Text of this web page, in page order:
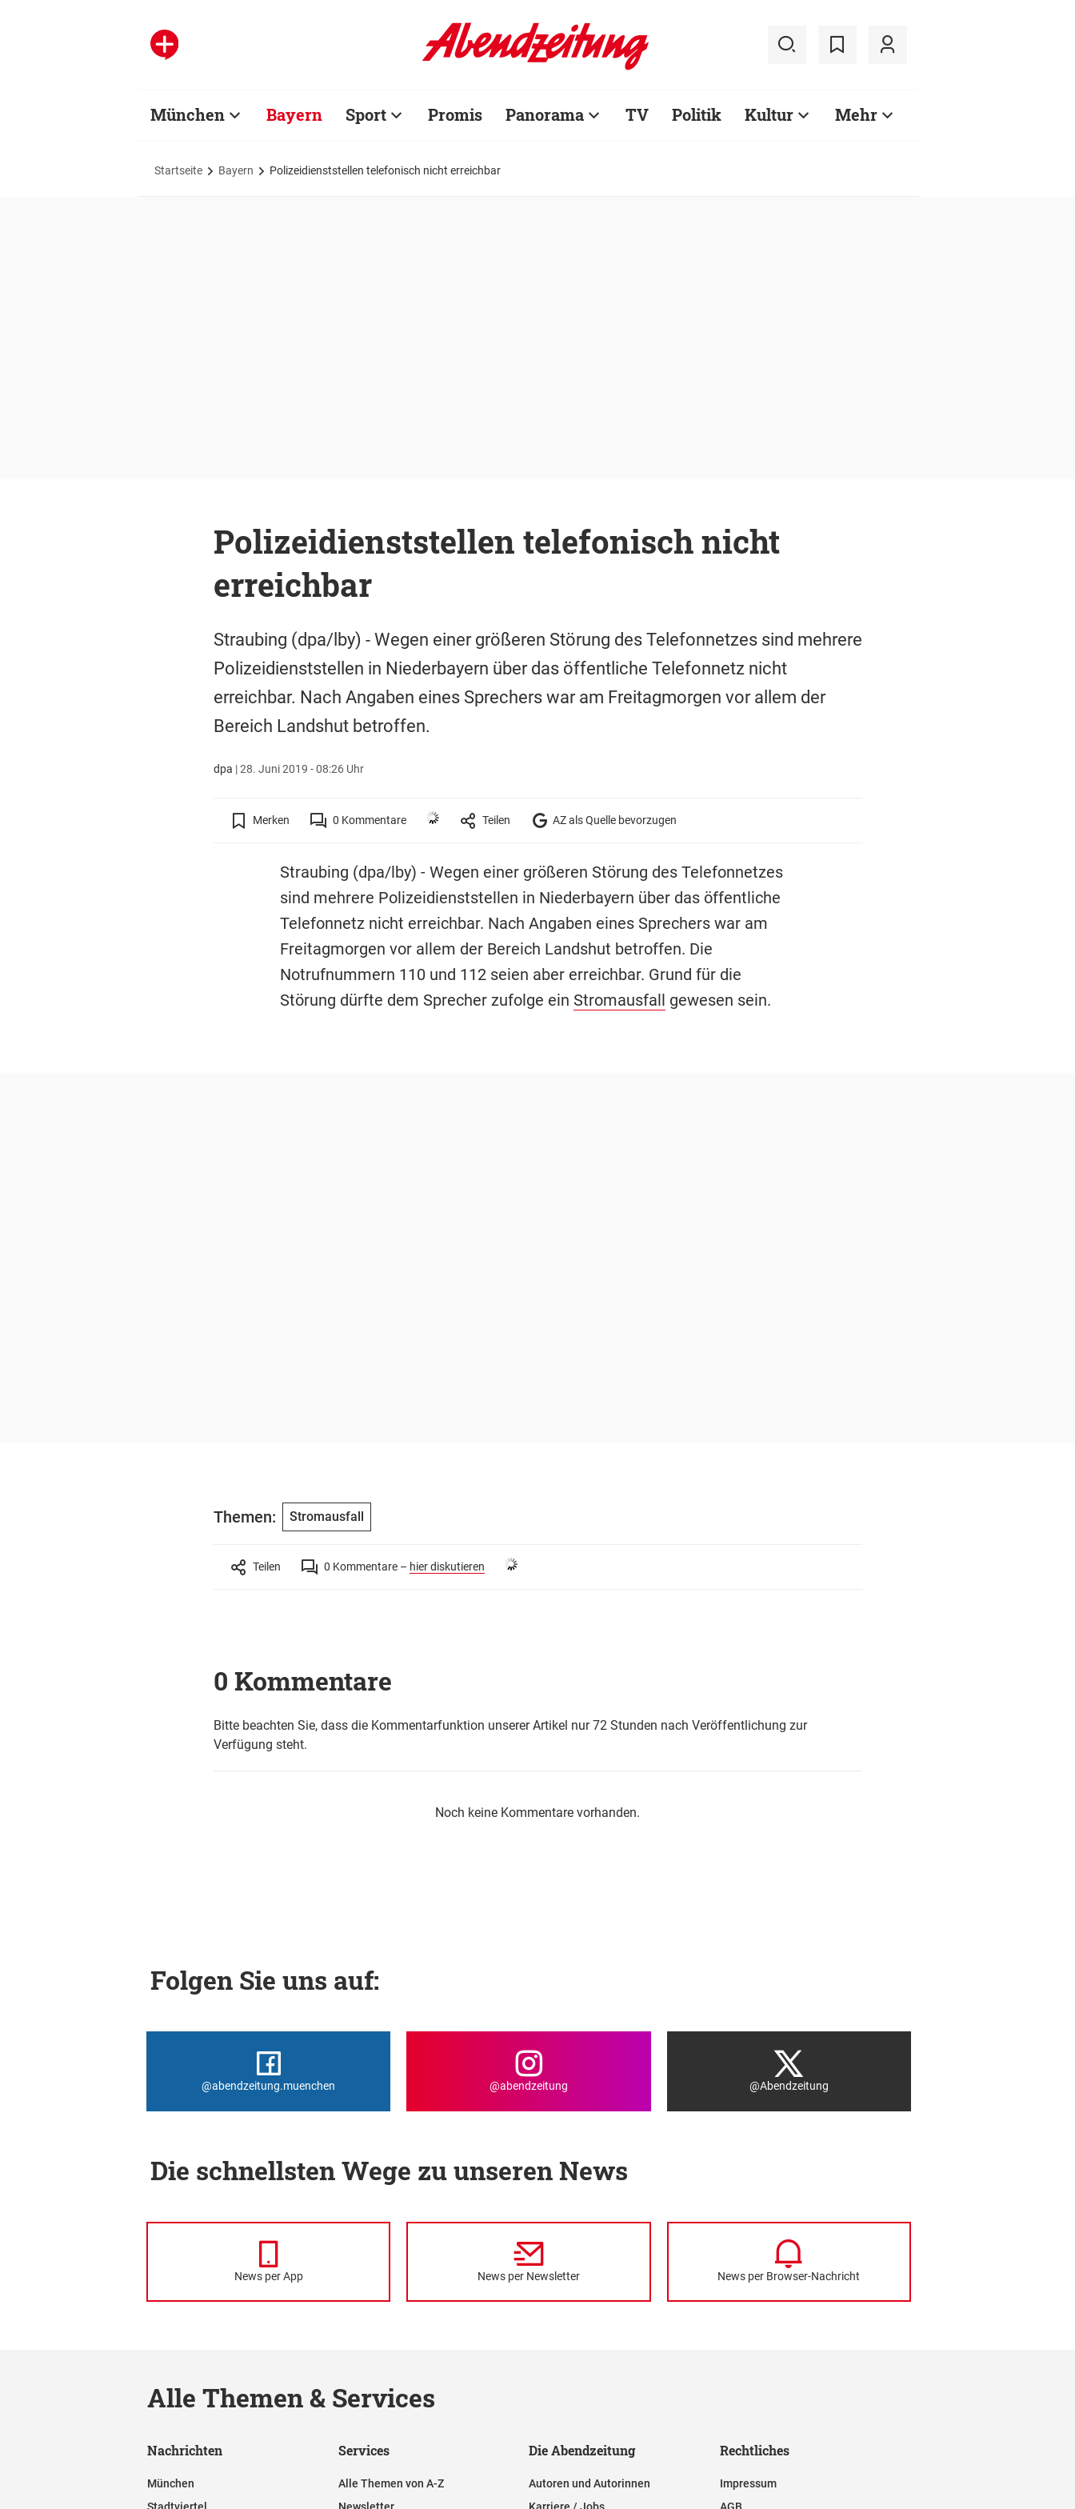
München Bayern Sport Promis Panorama TV Politik Kultur Mehr
Startseite Bayern Polizeidienststellen telefonisch nicht erreichbar
Polizeidienststellen telefonisch nicht
erreichbar
Straubing (dpa/lby) - Wegen einer größeren Störung des Telefonnetzes sind mehrere
Polizeidienststellen in Niederbayern über das öffentliche Telefonnetz nicht
erreichbar. Nach Angaben eines Sprechers war am Freitagmorgen vor allem der
Bereich Landshut betroffen.
dpa |28. Juni 2019 - 08:26 Uhr
Merken 0 Kommentare Teilen AZ als Quelle bevorzugen
Straubing (dpa/lby) - Wegen einer größeren Störung des Telefonnetzes
sind mehrere Polizeidienststellen in Niederbayern über das öffentliche
Telefonnetz nicht erreichbar. Nach Angaben eines Sprechers war am
Freitagmorgen vor allem der Bereich Landshut betroffen. Die
Notrufnummern 110 und 112 seien aber erreichbar. Grund für die
Störung dürfte dem Sprecher zufolge ein Stromausfall gewesen sein.
Themen: Stromausfall
Teilen 0 Kommentare – hier diskutieren
0 Kommentare
Bitte beachten Sie, dass die Kommentarfunktion unserer Artikel nur 72 Stunden nach Veröffentlichung zur
Verfügung steht.
Noch keine Kommentare vorhanden.
Folgen Sie uns auf:
@abendzeitung.muenchen @abendzeitung @Abendzeitung
Die schnellsten Wege zu unseren News
News per App News per Newsletter News per Browser-Nachricht
Alle Themen & Services
Nachrichten
München
Services
Alle Themen von A-Z
Die Abendzeitung
Autoren und Autorinnen
Rechtliches
Impressum